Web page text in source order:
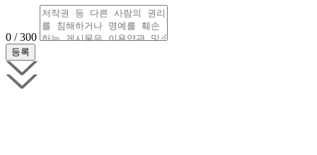
0 / 300